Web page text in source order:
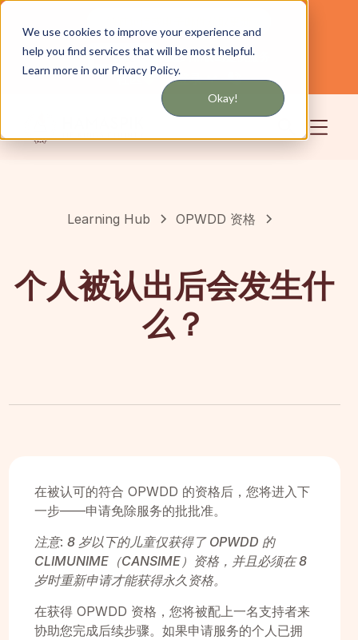
We use cookies to improve your experience and
help you find services that will be most helpful.
Learn more in our Privacy Policy.
Okay!
中文 为纽约和长岛提供服务
社区 登录
Learning Hub OPWDD 资格
个人被认出后会发生什
么？
在被认可的符合 OPWDD 的资格后，您将进入下
一步——申请免除服务的批批准。
注意:8 岁以下的儿童仅获得了 OPWDD 的
CLIMUNIME（CANSIME）资格，并且必须在 8
岁时重新申请才能获得永久资格。
在获得 OPWDD 资格，您将被配上一名支持者来
协助您完成后续步骤。如果申请服务的个人已拥